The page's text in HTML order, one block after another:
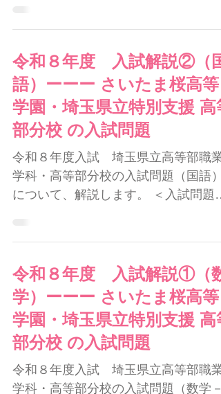
サービスは少ないと思いますが、５０
名も受験する放課後等デイサービスは
ほとんどないでしょう。 ててスクール
では、生徒に漢字検定を強制的に受け
させていません😊 初めての受験の時
は、生徒は漢字検定（漢検）がよく分
からないですから、家の人やててスク
ールの先生に、勧めながらの受験とな
強が大変だし、合格もできないから、
もう受検しない！」と言われないよう
にしてあげるからです。 どうやっ
て？？ 簡単です！！ 生徒本人の実力
りも簡単な級から受験させてあげれば
験」をさせてあげるのです。 合格の
令和８年度 入試解説②（国
語）ーーー さいたま桜高等
学園・埼玉県立特別支援 高
部分校 の入試問題
令和８年度入試 埼玉県立高等部職業
学科・高等部分校の入試問題（国語）
支援高校（分校）の入試問題 ここから
入試問題を印刷して、それを見ながら
お読みいただくと、分かりやすいと思
います。 ＜１＞漢字 昨年に続き今年
「書き」が４問、「読み」も４問。 あ
わせて８問の出題でした。 「出題範
囲」は例年通りでした。 ててスクール
令和８年度 入試解説①（数
学）ーーー さいたま桜高等
学園・埼玉県立特別支援 高
部分校 の入試問題